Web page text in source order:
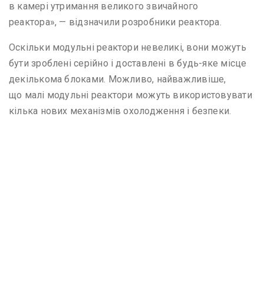
в камері утримання великого звичайного
реактора», — відзначили розробники реактора.
Оскільки модульні реактори невеликі, вони можуть
бути зроблені серійно і доставлені в будь-яке місце
декількома блоками. Можливо, найважливіше,
що малі модульні реактори можуть використовувати
кілька нових механізмів охолодження і безпеки.